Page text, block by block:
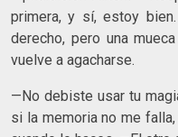
primera, y sí, estoy
derecho, pero una
vuelve a agacharse.
—No debiste usar tu
si la memoria no me